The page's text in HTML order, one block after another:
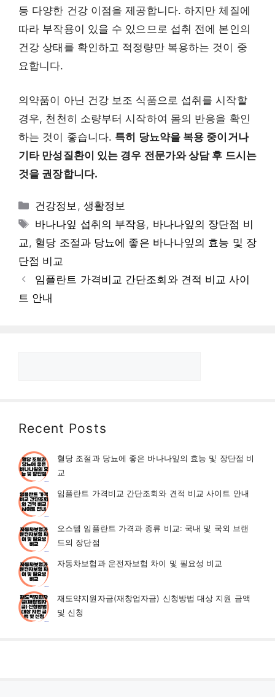
등 다양한 건강 이점을 제공합니다. 하지만 체질에
따라 부작용이 있을 수 있으므로 섭취 전에 본인의
건강 상태를 확인하고 적정량만 복용하는 것이 중
요합니다.
의약품이 아닌 건강 보조 식품으로 섭취를 시작할
경우, 천천히 소량부터 시작하여 몸의 반응을 확인
하는 것이 좋습니다. 특히 당뇨약을 복용 중이거나
기타 만성질환이 있는 경우 전문가와 상담 후 드시는
것을 권장합니다.
카
테
고
리
건강정보 , 생활정보
태
그
바나나잎 섭취의 부작용, 바나나잎의 장단점 비
교 , 혈당 조절과 당뇨에 좋은 바나나잎의 효능 및 장
단점 비교
임플란트 가격비교 간단조회와 견적 비교 사이
트 안내
Recent Posts
혈당 조절과 당뇨에 좋은 바나나잎의 효능 및 장단점 비
교
임플란트 가격비교 간단조회와 견적 비교 사이트 안내
오스템 임플란트 가격과 종류 비교: 국내 및 국외 브랜
드의 장단점
자동차보험과 운전자보험 차이 및 필요성 비교
재도약지원자금(재창업자금) 신청방법 대상 지원 금액
및 신청